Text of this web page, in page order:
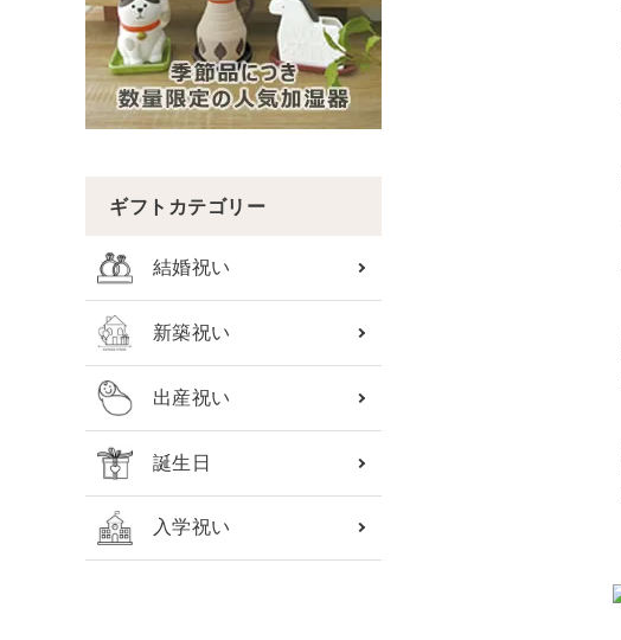
ギフトカテゴリー
結婚祝い
新築祝い
出産祝い
誕生日
入学祝い